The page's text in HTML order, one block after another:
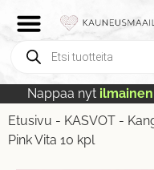
Nappaa nyt ilmainen
Etusivu - KASVOT -
Pink Vita 10 kpl